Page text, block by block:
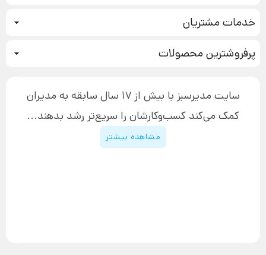
بازاریابی عصبی
تبلیغ نویسی
افزایش عملکرد
چگونه کتاب بنویسیم
دوره اینستاگرام
خدمات مشتریان
آموزش دسترسی به دانلود فایل‌ها
پیگیری سفارش
پشتیبانی
قوانین و مقررات سایت
پرفروشترین محصولاتدوره جدید سیستم سازی
سایت مدیرسبز با بیش از 17 سال سابقه به مدیران
کمک می‌کند کسب‌و‌کارشان را سریع‌تر رشد بدهند...
مشاهده بیشتر